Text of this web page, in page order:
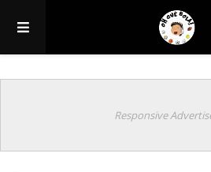
Responsive